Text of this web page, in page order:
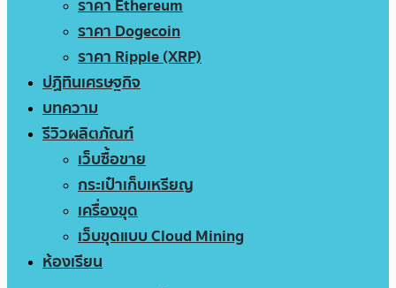
ราคา Ethereum
ราคา Dogecoin
ราคา Ripple (XRP)
ปฏิทินเศรษฐกิจ
บทความ
รีวิวผลิตภัณฑ์
เว็บซื้อขาย
กระเป๋าเก็บเหรียญ
เครื่องขุด
เว็บขุดแบบ Cloud Mining
ห้องเรียน